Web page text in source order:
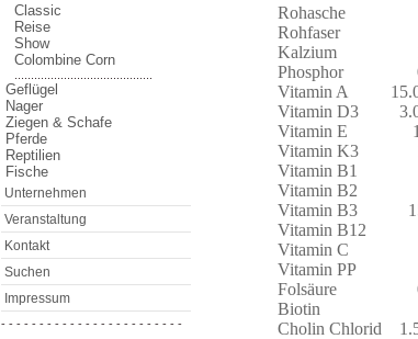
Classic
Reise
Show
Colombine Corn
Geflügel
Nager
Ziegen & Schafe
Pferde
Reptilien
Fische
Unternehmen
Veranstaltung
Kontakt
Suchen
Impressum
- - - - - - - - - - - - - - - - - - - - - - - -
Rohasche
Rohfaser
Kalzium
Phosphor
Vitamin A
Vitamin D3
Vitamin E
Vitamin K3
Vitamin B1
Vitamin B2
Vitamin B3
Vitamin B12
Vitamin C
Vitamin PP
Folsäure
Biotin
Cholin Chlorid